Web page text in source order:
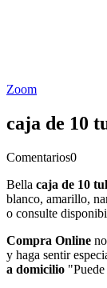
Zoom
caja de 10
Comentarios0
Bella caja de 10
blanco, amarillo,
o consulte
Compra Online
y haga sentir
a domicilio